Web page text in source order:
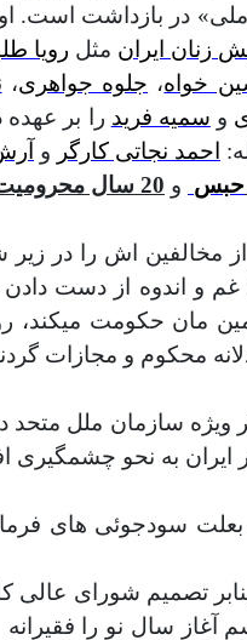
ملی» در بازداشت است.
زنان ایران مثل رویا
خواه، جلوه جواهری،
و سمیه فرید را بر
احمد نجاتی کارگر و
حبس و 20 سال محرومیت از وکالت
دهها هزار نفر از
غم و اندوه از دست
مان حکومت میکند،
محکوم و مجازات
ویژه سازمان ملل
در ايران به نحو
بعلت سودجوئی های
تصمیم شورای عالی
آغاز سال نو را فقیرانه